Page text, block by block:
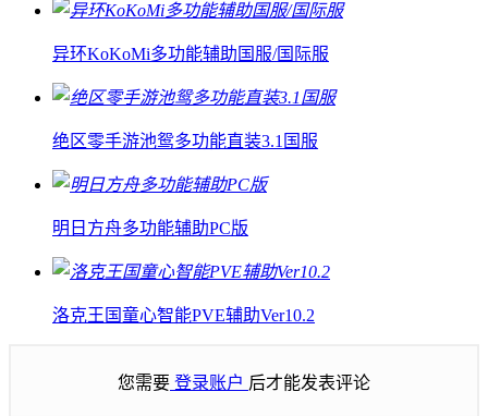
异环KoKoMi多功能辅助国服/国际服
绝区零手游池鸳多功能直装3.1国服
明日方舟多功能辅助PC版
洛克王国童心智能PVE辅助Ver10.2
您需要 登录账户 后才能发表评论